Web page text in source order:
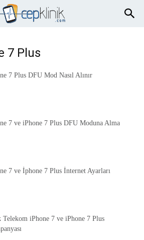
7 Plus
7 Plus DFU Mod Nasıl Alınır
7 ve iPhone 7 Plus DFU Moduna Alma
7 ve İphone 7 Plus İnternet Ayarları
Telekom iPhone 7 ve iPhone 7 Plus